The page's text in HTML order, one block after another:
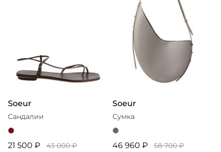
Soeur
Сандалии
21 500 ₽ 43 000 ₽
Soeur
Сумка
46 960 ₽ 58 700 ₽